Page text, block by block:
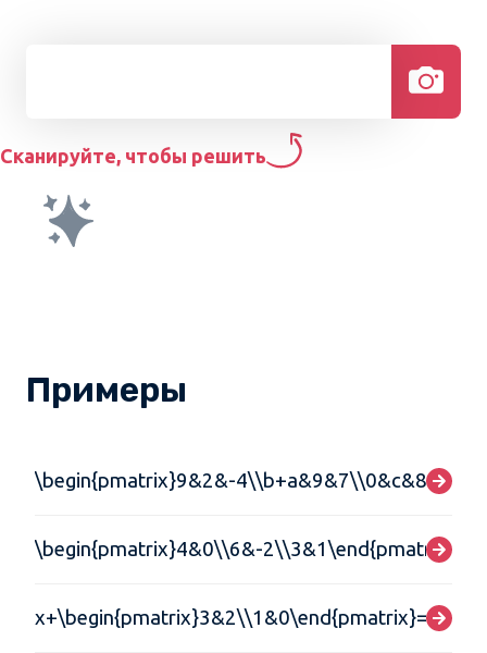
Сканируйте, чтобы решить
Примеры
\begin{pmatrix}9&2&-
\begin{pmatrix}4&0\\6&-